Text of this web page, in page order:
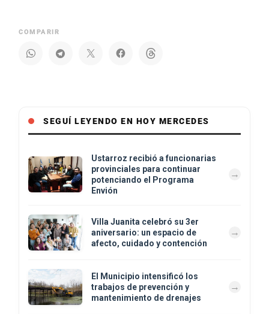
COMPARIR
SEGUÍ LEYENDO EN HOY MERCEDES
Ustarroz recibió a funcionarias
provinciales para continuar
potenciando el Programa
Envión
Villa Juanita celebró su 3er
aniversario: un espacio de
afecto, cuidado y contención
El Municipio intensificó los
trabajos de prevención y
mantenimiento de drenajes